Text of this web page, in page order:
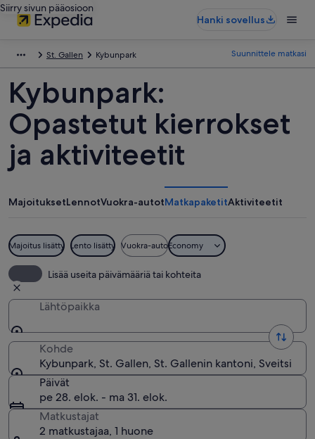
Siirry sivun pääosioon
Hanki sovellus
St. Gallen Kybunpark Suunnittele matkasi
Kybunpark:
Opastetut kierrokset
ja aktiviteetit
MajoituksetLennotVuokra-autotMatkapaketitAktiviteetit
Majoitus lisätty Lento lisätty Vuokra-autoEconomy
Lisää useita päivämääriä tai kohteita
Lähtöpaikka
Kohde
Kybunpark, St. Gallen, St. Gallenin kantoni, Sveitsi
Päivät
pe 28. elok. - ma 31. elok.
Matkustajat
2 matkustajaa, 1 huone